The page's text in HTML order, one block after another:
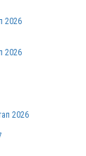
2026
2026
2026